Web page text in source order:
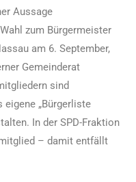
Aussage
zum Bürgermeister
am 6. September,
Gemeinderat
sind
eigene „Bürgerliste
In der SPD-Fraktion
– damit entfällt